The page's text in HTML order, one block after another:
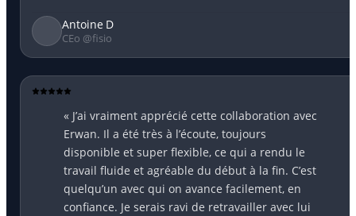
Antoine D
CEo @fisio
« J’ai vraiment apprécié cette collaboration avec
Erwan. Il a été très à l’écoute, toujours
disponible et super flexible, ce qui a rendu le
travail fluide et agréable du début à la fin. C’est
quelqu’un avec qui on avance facilement, en
confiance. Je serais ravi de retravailler avec lui